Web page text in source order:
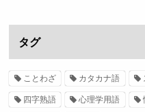
タグ
ことわざ カタカナ語
四字熟語 心理学用語